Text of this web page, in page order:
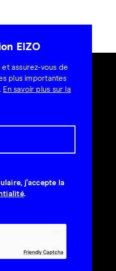
EIZO
assurez-vous de
plus importantes
En savoir plus sur la
j'accepte la
.
Friendly Captcha